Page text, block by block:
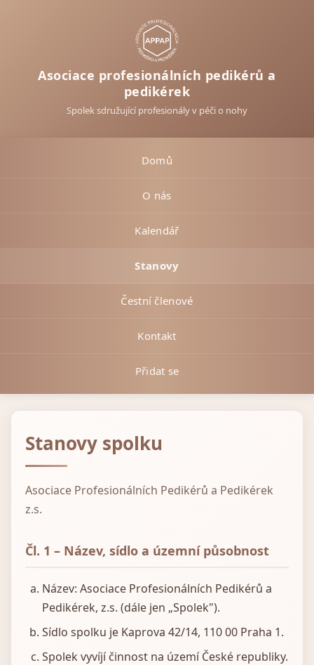
Asociace profesionálních pedikérů a
pedikérek
Spolek sdružující profesionály v péči o nohy
Domů
O nás
Kalendář
Stanovy
Čestní členové
Kontakt
Přidat se
Stanovy spolku
Asociace Profesionálních Pedikérů a Pedikérek
z.s.
Čl. 1 – Název, sídlo a územní působnost
Název: Asociace Profesionálních Pedikérů a
Pedikérek, z.s. (dále jen „Spolek").
Sídlo spolku je Kaprova 42/14, 110 00 Praha 1.
Spolek vyvíjí činnost na území České republiky.